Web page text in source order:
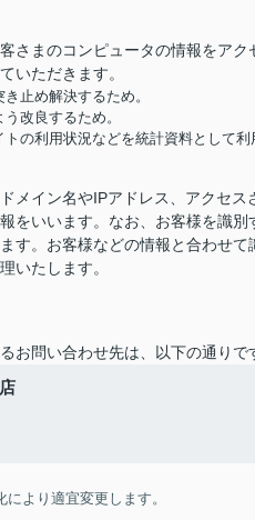
さまのコンピュータの情報をアク
いただきます。
止め解決するため。
改良するため。
の利用状況などを統計資料として利
メイン名やIPアドレス、アクセ
をいいます。なお、お客様を識
す。お客様などの情報と合わせ
いたします。
お問い合わせ先は、以下の通りで
より適宜変更します。